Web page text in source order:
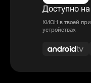
Доступно
КИОН в твоей
устройствах